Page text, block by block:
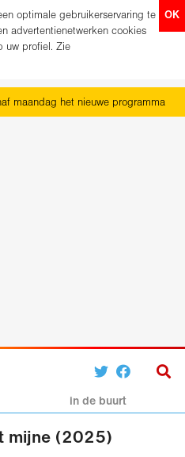
OK
optimale gebruikerservaring te
advertentienetwerken cookies
uw profiel. Zie
maandag het nieuwe programma
van Nederland
in de buurt
mijne (2025)